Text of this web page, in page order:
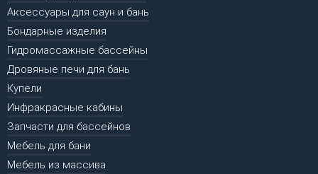
Аксессуары для саун и бань
Бондарные изделия
Гидромассажные бассейны
Дровяные печи для бань
Купели
Инфракрасные кабины
Запчасти для бассейнов
Мебель для бани
Мебель из массива